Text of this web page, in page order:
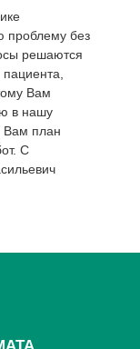
проблему без
решаются
Вам
в нашу
Вам план
С